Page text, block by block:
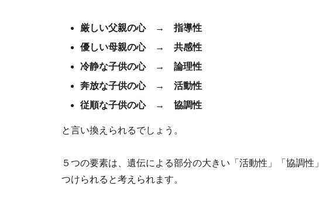
厳しい父親の心 → 指導性
優しい母親の心 → 共感性
冷静な子供の心 → 論理性
奔放な子供の心 → 活動性
従順な子供の心 → 協調性
と言い換えられるでしょう。
５つの要素は、遺伝による部分の大きい「活動性」「協調
つけられると考えられます。